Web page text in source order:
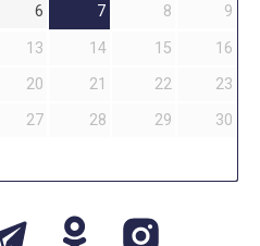
6 7 8
9
13 14 15
16
20 21 22
23
27 28 29
30